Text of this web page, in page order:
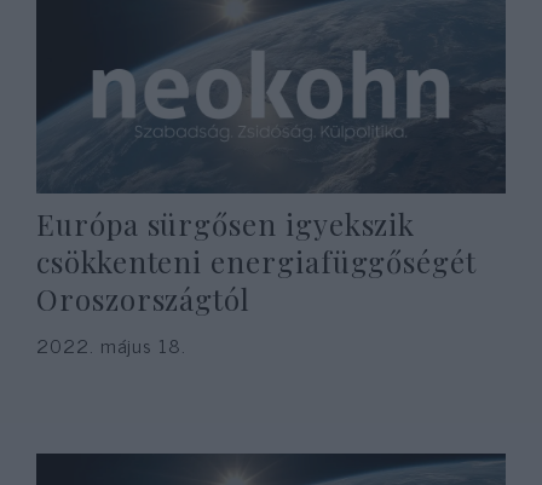
Európa sürgősen igyekszik
csökkenteni energiafüggőségét
Oroszországtól
2022. május 18.